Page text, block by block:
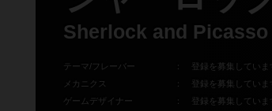
Sherlock and Picasso
テーマ/フレーバー ：
登録を募集していま
メカニクス
：
登録を募集していま
ゲームデザイナー
： 登録を募集していま